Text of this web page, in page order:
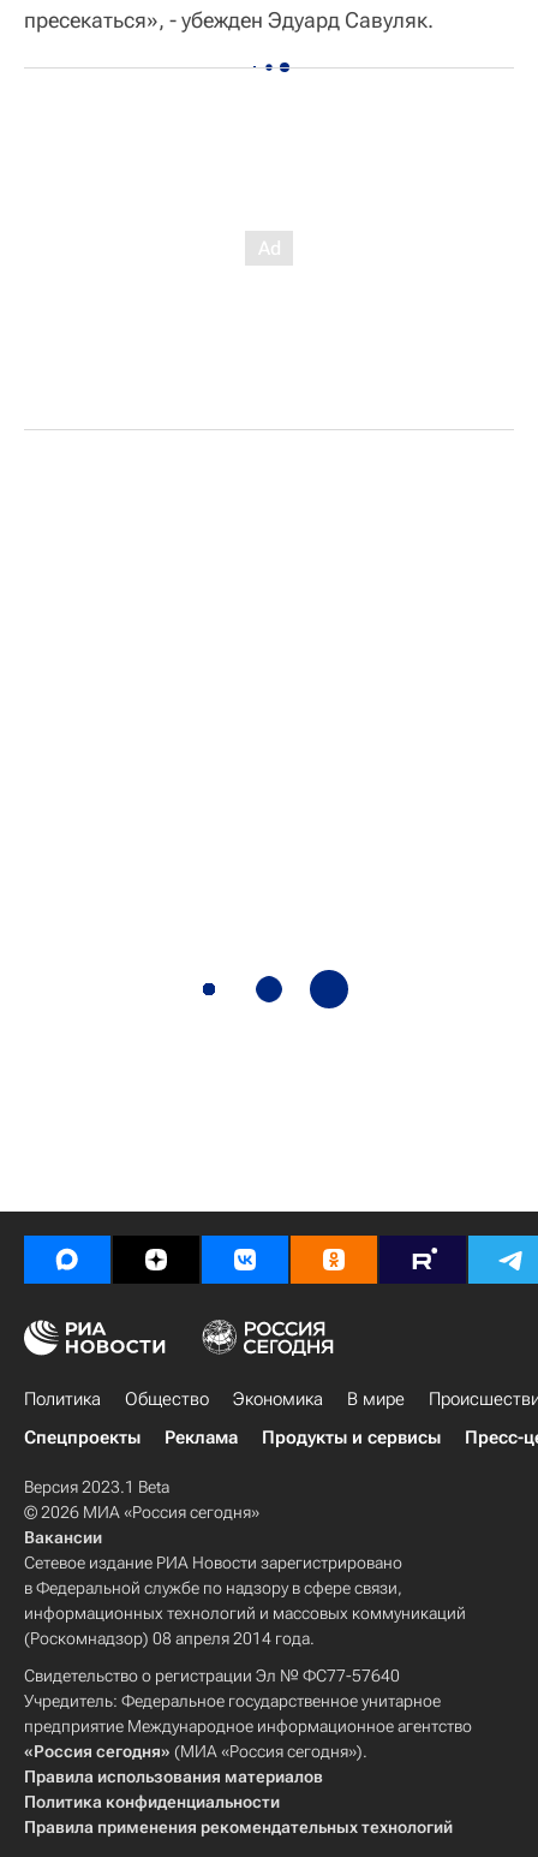
пресекаться», - убежден Эдуард Савуляк.
Политика Общество Экономика В мире
Спецпроекты
Реклама Продукты и сервисы Пресс-
Версия 2023.1 Beta
© 2026 МИА «Россия сегодня»
Вакансии
Сетевое издание РИА Новости зарегистрировано
в Федеральной службе по надзору в сфере связи,
информационных технологий и массовых коммуникаций
(Роскомнадзор) 08 апреля 2014 года.
Свидетельство о регистрации Эл № ФС77-57640
Учредитель: Федеральное государственное унитарное
предприятие Международное информационное агентство
«Россия сегодня» (МИА «Россия сегодня»).
Правила использования материалов
Политика конфиденциальности
Правила применения рекомендательных технологий